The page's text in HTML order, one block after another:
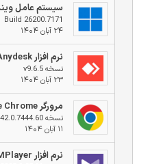
سیستم عامل
Build 26200.7171
۲۴ آبان ۱۴۰۴
نرم افزار Anydesk
نسخه v9.6.5
۲۳ آبان ۱۴۰۴
مرورگر Google Chrome
نسخه v142.0.7444.60
۱۱ آبان ۱۴۰۴
نرم افزار KMPlayer